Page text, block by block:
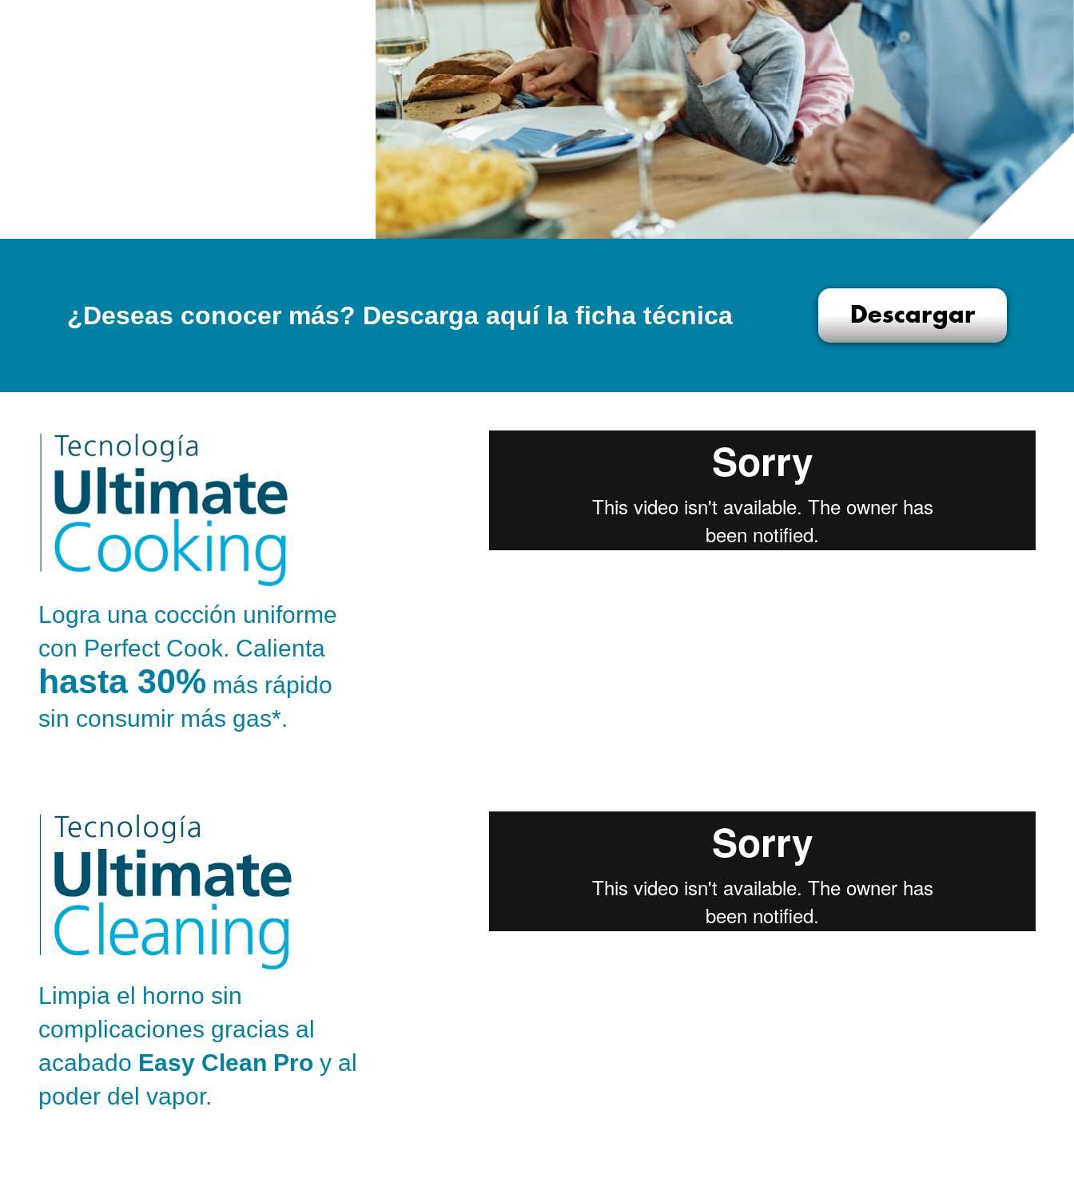
¿Deseas conocer más? Descarga aquí la ficha técnica Descargar
Logra una cocción uniforme
con Perfect Cook. Calienta
hasta 30% más rápido
sin consumir más gas*.
Limpia el horno sin
complicaciones gracias al
acabado Easy Clean Pro y al
poder del vapor.